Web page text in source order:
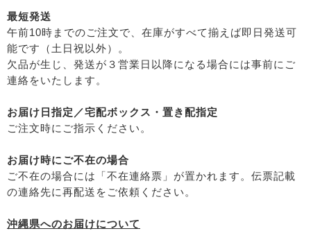
├ファンデーション
├肌質・お悩み別スキンケア
├乾燥肌・敏感
├オイリー肌
├毛穴の黒ずみ・角質・開き
├エイジングケア
└ニキビ・吹き出物
└お悩み・目的別ヘアケア
├頭皮のフケ・かゆみ・臭い
├艶・なめらか・パサつき
├渡部信一さんの無農薬豆
├がんこ本舗
├ナチュラムーン
├パックスナチュロン（太陽油脂）
└竹おやじ末廣さんの竹炭ミネラル
最短発送
午前10時までのご注文で、在庫がすべて揃えば即日発送可
能です（土日祝以外）。
欠品が生じ、発送が３営業日以降になる場合には事前にご
連絡をいたします。
お届け日指定／宅配ボックス・置き配指定
ご注文時にご指示ください。
お届け時にご不在の場合
ご不在の場合には「不在連絡票」が置かれます。伝票記載
の連絡先に再配送をご依頼ください。
沖縄県へのお届けについて